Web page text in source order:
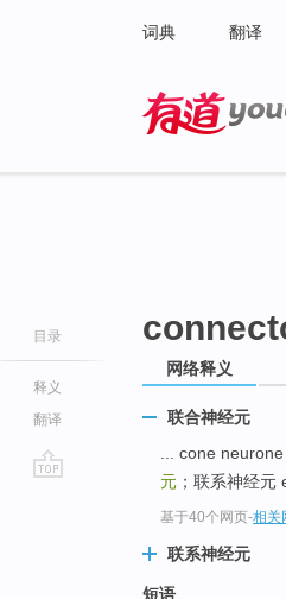
词典 翻译
目录
释义
翻译
网络释义
联合神经元
... cone
元 ；联系神经元
基于40个网页-相关
联系神经元
短语